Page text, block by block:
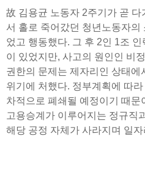
故 김용균 노동자 2주기가 곧 다
서 홀로 죽어갔던 청년노동자의
었고 행동했다. 그 후 2인 1조
이 있었지만, 사고의 원인인 비
권한의 문제는 제자리인 상태에
위기에 처했다. 정부계획에 따
차적으로 폐쇄될 예정이기 때문
고용승계가 이루어지는 정규직
해당 공정 자체가 사라지며 일